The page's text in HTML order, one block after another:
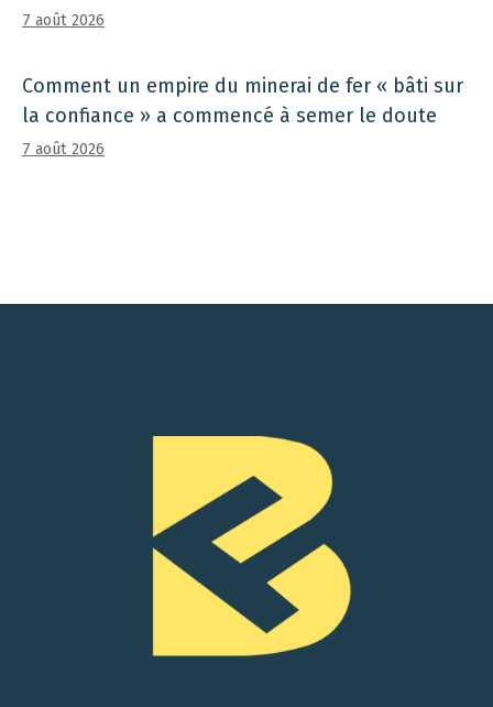
7 août 2026
Comment un empire du minerai de fer « bâti sur
la confiance » a commencé à semer le doute
7 août 2026